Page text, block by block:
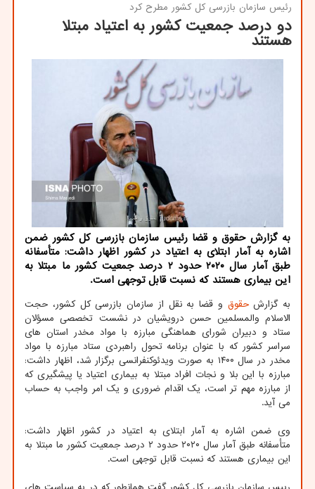
رئیس سازمان بازرسی كل كشور مطرح كرد
دو درصد جمعیت كشور به اعتیاد مبتلا
هستند
به گزارش حقوق و قضا رئیس سازمان بازرسی کل کشور ضمن
اشاره به آمار ابتلای به اعتیاد در کشور اظهار داشت: متأسفانه
طبق آمار سال ۲۰۲۰ حدود ۲ درصد جمعیت کشور ما مبتلا به
این بیماری هستند که نسبت قابل توجهی است.
به گزارشحقوق و قضا به نقل از سازمان بازرسی کل کشور، حجت
الاسلام والمسلمین حسن درویشیان در نشست تخصصی مسؤلان
ستاد و دبیران شورای هماهنگی مبارزه با مواد مخدر استان های
سراسر کشور که با عنوان برنامه تحول راهبردی ستاد مبارزه با مواد
مخدر در سال ۱۴۰۰ به صورت ویدئوکنفرانسی برگزار شد، اظهار داشت:
مبارزه با این بلا و نجات افراد مبتلا به بیماری اعتیاد یا پیشگیری که
از مبارزه مهم تر است، یک اقدام ضروری و یک امر واجب به حساب
می آید.
وی ضمن اشاره به آمار ابتلای به اعتیاد در کشور اظهار داشت:
متأسفانه طبق آمار سال ۲۰۲۰ حدود ۲ درصد جمعیت کشور ما مبتلا به
این بیماری هستند که نسبت قابل توجهی است.